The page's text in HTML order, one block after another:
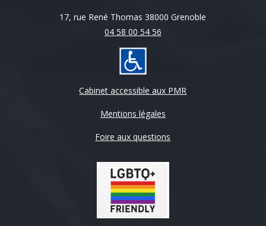
17, rue René Thomas 38000 Grenoble
04 58 00 54 56
Cabinet accessible aux PMR
Mentions légales
Foire aux questions